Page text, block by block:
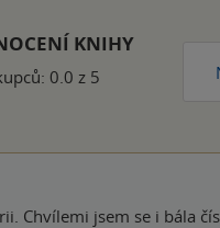
KNIHY
0.0 z 5
Chvílemi jsem se i bála